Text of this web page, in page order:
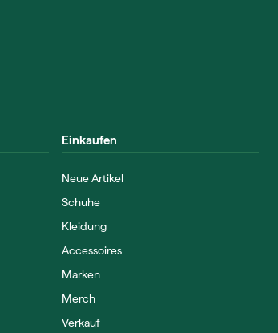
Einkaufen
Neue Artikel
Schuhe
Kleidung
Accessoires
Marken
Merch
Verkauf